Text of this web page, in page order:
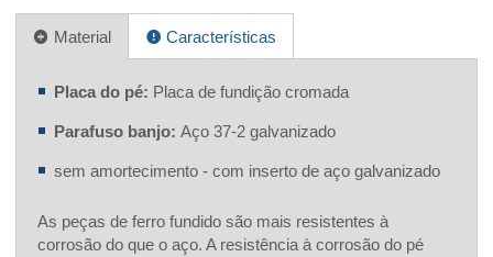
Material Características
Placa do pé: Placa de fundição cromada
Parafuso banjo: Aço 37-2 galvanizado
sem amortecimento - com inserto de aço galvanizado
As peças de ferro fundido são mais resistentes à
corrosão do que o aço. A resistência à corrosão do pé